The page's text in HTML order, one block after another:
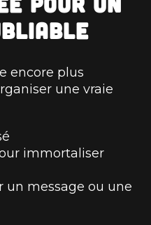
encore plus
une vraie
immortaliser
un message ou une